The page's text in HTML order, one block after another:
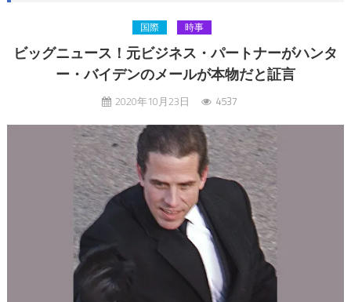
国際 時事
ビッグニュース！元ビジネス・パートナーがハンタ
ー・バイデンのメールが本物だと証言
2020年10月23日 4537